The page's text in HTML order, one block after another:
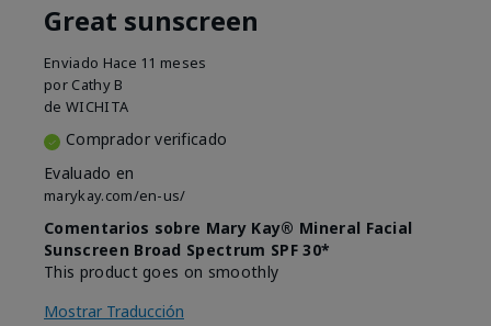
Great sunscreen
Enviado Hace 11 meses
por Cathy B
de WICHITA
Comprador verificado
Evaluado en
marykay.com/en-us/
Comentarios sobre Mary Kay® Mineral Facial
Sunscreen Broad Spectrum SPF 30*
This product goes on smoothly
Mostrar Traducción